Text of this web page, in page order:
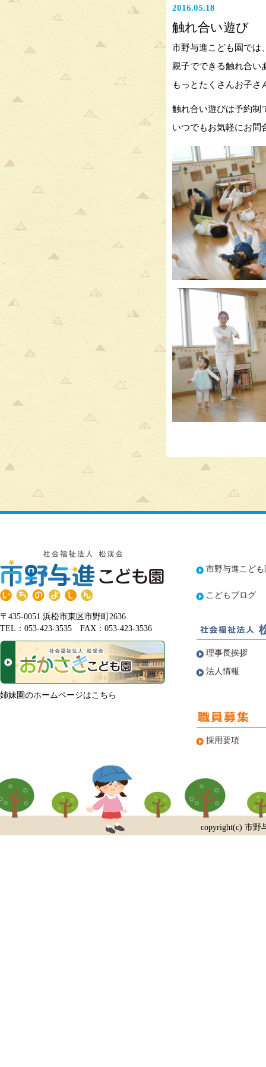
2016.05.18
触れ合い遊び
市野与進こども園では
親子でできる触れ合い
もっとたくさんお子さ
触れ合い遊びは予約制
いつでもお気軽にお問
〒435-0051 浜松市東区市野町2636
TEL：053-423-3535 FAX：053-423-3536
姉妹園のホームページはこちら
市野与進こど
こどもブログ
理事長挨拶
法人情報
採用要項
copyright(c) 市野